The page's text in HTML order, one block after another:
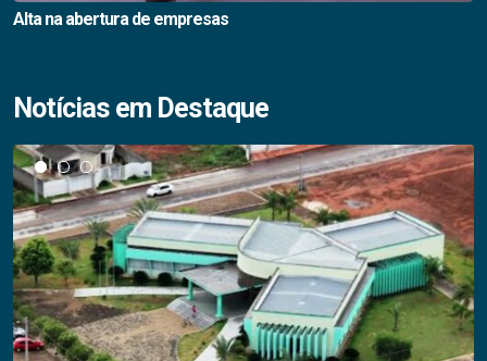
Alta na abertura de empresas
Notícias em Destaque